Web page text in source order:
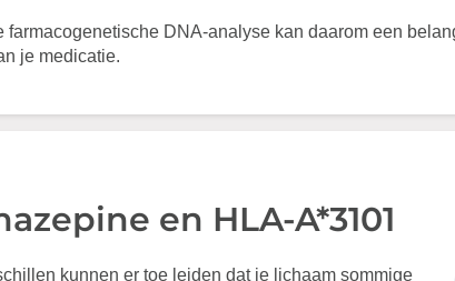
farmacogenetische DNA-analyse kan daarom een
je medicatie.
en HLA-A*3101
kunnen er toe leiden dat je lichaam sommige